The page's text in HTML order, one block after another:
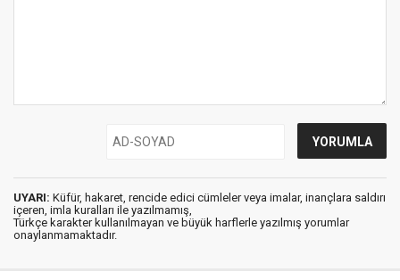
UYARI: Küfür, hakaret, rencide edici cümleler veya imalar, inançlara saldırı
içeren, imla kuralları ile yazılmamış,
Türkçe karakter kullanılmayan ve büyük harflerle yazılmış yorumlar
onaylanmamaktadır.